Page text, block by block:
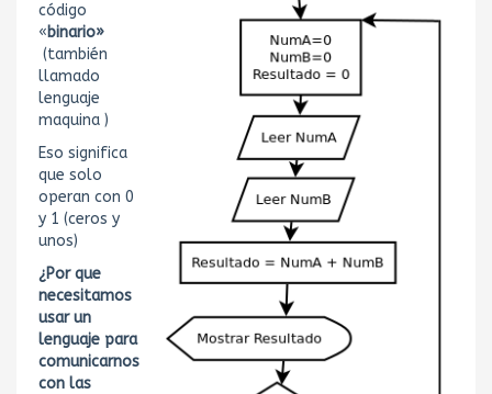
código
«binario»
(también
llamado
lenguaje
maquina )
Eso significa
que solo
operan con 0
y 1 (ceros y
unos)
¿Por que
necesitamos
usar un
lenguaje para
comunicarnos
con las